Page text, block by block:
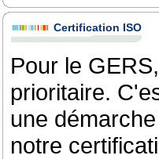
Certification ISO
Pour le
prioritaire.
une
notre